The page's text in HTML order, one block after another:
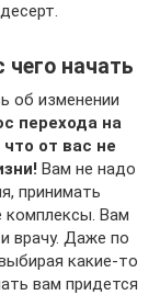
начать
об изменении
перехода на
от вас не
Вам не надо
принимать
комплексы. Вам
врачу. Даже по
какие-то
вам придется